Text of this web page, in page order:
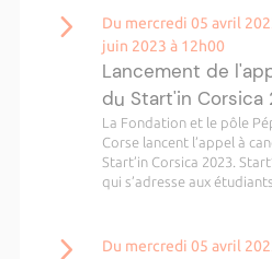
Du mercredi 05 avril
juin 2023 à 12h00
Lancement de
du Start'in Corsica
La Fondation et le pôle
Corse lancent l’appel à
Start’in Corsica 2023.
qui s’adresse aux étudiants
Du mercredi 05 avril